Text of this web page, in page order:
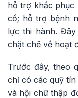
hỗ trợ khắc phục
cố; hỗ trợ bệnh
lực thi hành.
chặt chẽ về hoạt
Trước đây, theo
chỉ có các quỹ tín
và hội chữ thập